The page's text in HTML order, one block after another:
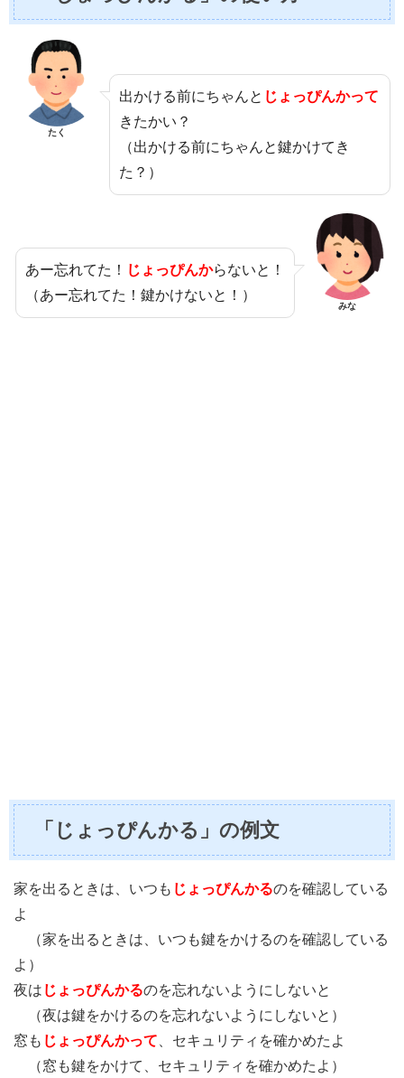
たく
出かける前にちゃんと じょっぴんかって
きたかい？
（出かける前にちゃんと鍵かけてき
た？）
あー忘れてた！ じょっぴんからないと！
（あー忘れてた！鍵かけないと！）
みな
「じょっぴんかる」の例文
家を出るときは、いつも じょっぴんかるのを確認している
よ
（家を出るときは、いつも鍵をかけるのを確認している
よ）
夜は じょっぴんかるのを忘れないようにしないと
（夜は鍵をかけるのを忘れないようにしないと）
窓も じょっぴんかって 、セキュリティを確かめたよ
（窓も鍵をかけて、セキュリティを確かめたよ）